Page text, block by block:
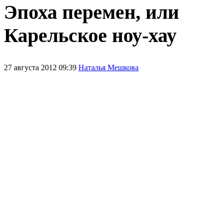
Эпоха перемен, или
Карельское ноу-хау
27 августа 2012 09:39 Наталья Мешкова